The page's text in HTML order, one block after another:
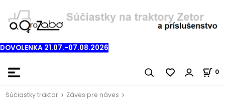
DOVOLENKA 21.07.-07.08.2026
0
Súčiastky traktor Záves pre náves